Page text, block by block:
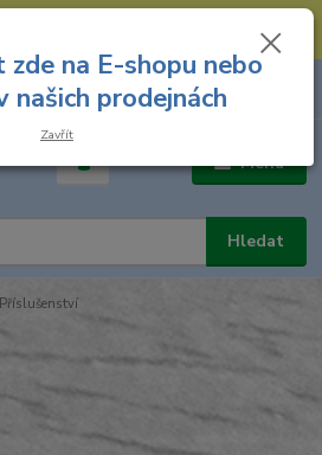
045 --- Prodejna nářadí: 731 449 423 --
Menu
Hledat
za
Příslušenství
zde na E-shopu nebo
našich prodejnách
Zavřít